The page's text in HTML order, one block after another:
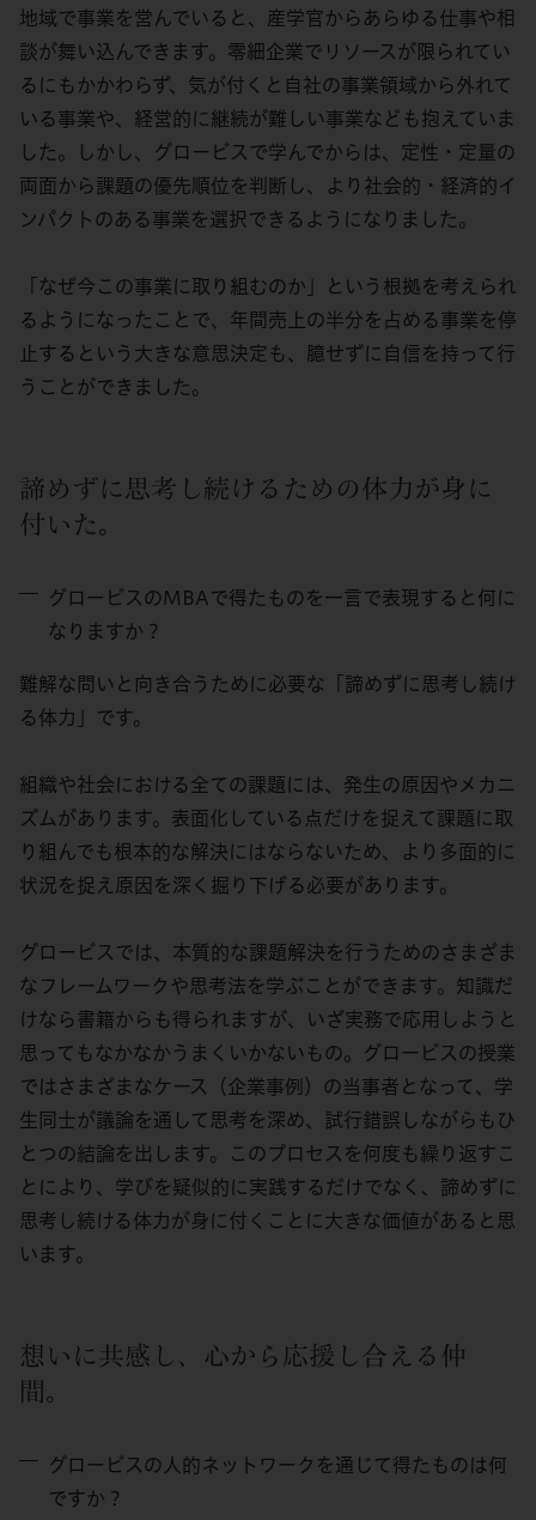
地域で事業を営んでいると、産学官からあらゆる仕事や相
談が舞い込んできます。零細企業でリソースが限られてい
るにもかかわらず、気が付くと自社の事業領域から外れて
いる事業や、経営的に継続が難しい事業なども抱えていま
した。しかし、グロービスで学んでからは、定性・定量の
両面から課題の優先順位を判断し、より社会的・経済的イ
ンパクトのある事業を選択できるようになりました。
「なぜ今この事業に取り組むのか」という根拠を考えられ
るようになったことで、年間売上の半分を占める事業を停
止するという大きな意思決定も、臆せずに自信を持って行
うことができました。
諦めずに思考し続けるための体力が身に
付いた。
グロービスのMBAで得たものを一言で表現すると何に
なりますか？
難解な問いと向き合うために必要な「諦めずに思考し続け
る体力」です。
組織や社会における全ての課題には、発生の原因やメカニ
ズムがあります。表面化している点だけを捉えて課題に取
り組んでも根本的な解決にはならないため、より多面的に
状況を捉え原因を深く掘り下げる必要があります。
グロービスでは、本質的な課題解決を行うためのさまざま
なフレームワークや思考法を学ぶことができます。知識だ
けなら書籍からも得られますが、いざ実務で応用しようと
思ってもなかなかうまくいかないもの。グロービスの授業
ではさまざまなケース（企業事例）の当事者となって、学
生同士が議論を通して思考を深め、試行錯誤しながらもひ
とつの結論を出します。このプロセスを何度も繰り返すこ
とにより、学びを疑似的に実践するだけでなく、諦めずに
思考し続ける体力が身に付くことに大きな価値があると思
います。
想いに共感し、心から応援し合える仲
間。
グロービスの人的ネットワークを通じて得たものは何
ですか？